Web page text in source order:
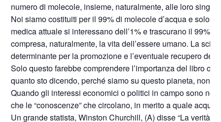
numero di molecole, insieme, naturalmente, alle loro
Noi siamo costituiti per il 99% di molecole d’acqua e solo
medica attuale si interessano dell’1% e trascurano il 99%
compresa, naturalmente, la vita dell’essere umano. La
determinante per la promozione e l’eventuale recupero
Solo questo farebbe comprendere l’importanza del libro
quanto sto dicendo, perché siamo su questo pianeta, non
Quando gli interessi economici o politici in campo sono
che le “conoscenze” che circolano, in merito a quale
Un grande statista, Winston Churchill, (A) disse “La verità